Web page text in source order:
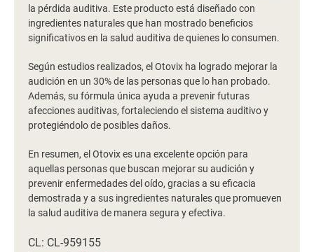
la pérdida auditiva. Este producto está diseñado con
ingredientes naturales que han mostrado beneficios
significativos en la salud auditiva de quienes lo consumen.
Según estudios realizados, el Otovix ha logrado mejorar la
audición en un 30% de las personas que lo han probado.
Además, su fórmula única ayuda a prevenir futuras
afecciones auditivas, fortaleciendo el sistema auditivo y
protegiéndolo de posibles daños.
En resumen, el Otovix es una excelente opción para
aquellas personas que buscan mejorar su audición y
prevenir enfermedades del oído, gracias a su eficacia
demostrada y a sus ingredientes naturales que promueven
la salud auditiva de manera segura y efectiva.
CL: CL-959155